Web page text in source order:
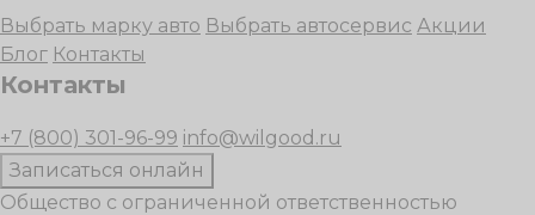
Выбрать марку авто Выбрать автосервис Акции
Блог Контакты
Контакты
+7 (800) 301-96-99 info@wilgood.ru
Записаться онлайн
Общество с ограниченной ответственностью